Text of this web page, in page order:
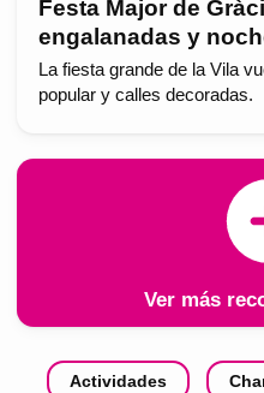
Festa Major de
engalanadas y
La fiesta grande de la Vila
popular y calles decoradas.
Ver más
Actividades